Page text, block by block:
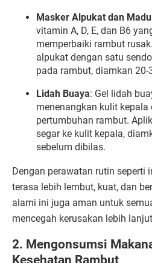
Masker Alpukat dan Madu
vitamin A, D, E, dan B6
memperbaiki rambut
alpukat dengan satu
pada rambut, diamkan
Lidah Buaya: Gel lidah
menenangkan kulit
pertumbuhan rambut.
segar ke kulit kepala,
sebelum dibilas.
Dengan perawatan rutin seperti
terasa lebih lembut, kuat, dan
alami ini juga aman untuk
mencegah kerusakan lebih
2. Mengonsumsi